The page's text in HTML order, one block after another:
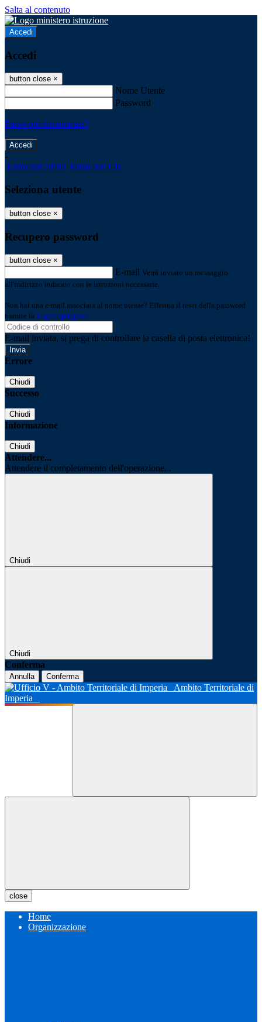
Salta al contenuto
Accedi
Accedi
button close ×
Nome Utente
Password
Password dimenticata?
-
Entra con SPID Entra con CIE
Seleziona utente
button close ×
Recupero password
button close ×
E-mail Verrà inviato un messaggio
all'indirizzo indicato con le istruzioni necessarie.
Non hai una e-mail associata al nome utente? Effettua il reset della password
tramite la Login Spaggiari
E-mail inviata, si prega di controllare la casella di posta elettronica!
Errore
Chiudi
Successo
Chiudi
Informazione
Chiudi
Attendere...
Attendere il completamento dell'operazione...
Chiudi
Chiudi
Conferma
Annulla Conferma
Ambito Territoriale di
Imperia
close
Home
Organizzazione